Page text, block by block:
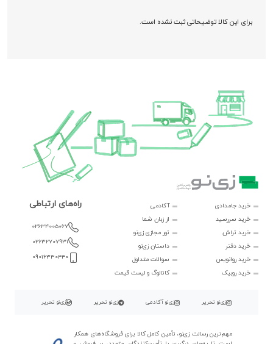
برای این کالا توضیحاتی ثبت نشده است.
خرید جامدادی
خرید سررسید
خرید تراش
خرید دفتر
خرید روانویس
خرید روبیک
آکادمی
از زبان شما
تور مجازی زی‌نو
داستان زی‌نو
سوالات متداول
کاتالوگ و لیست قیمت
راه‌های ارتباطی
02634005067
02632707931
09016330440
زی‌نو تحریر زی‌نو آکادمی زی‌نو تحریر زی‌نو تحریر
مهم‌ترین رسالت زی‌نو، تأمین کامل کالا برای فروشگاه‌های همکار